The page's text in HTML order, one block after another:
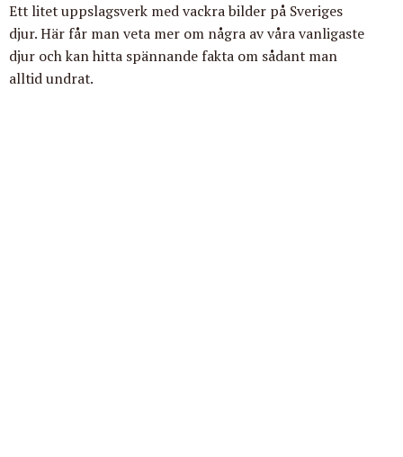
Ett litet uppslagsverk med vackra bilder på Sveriges
djur. Här får man veta mer om några av våra vanligaste
djur och kan hitta spännande fakta om sådant man
alltid undrat.